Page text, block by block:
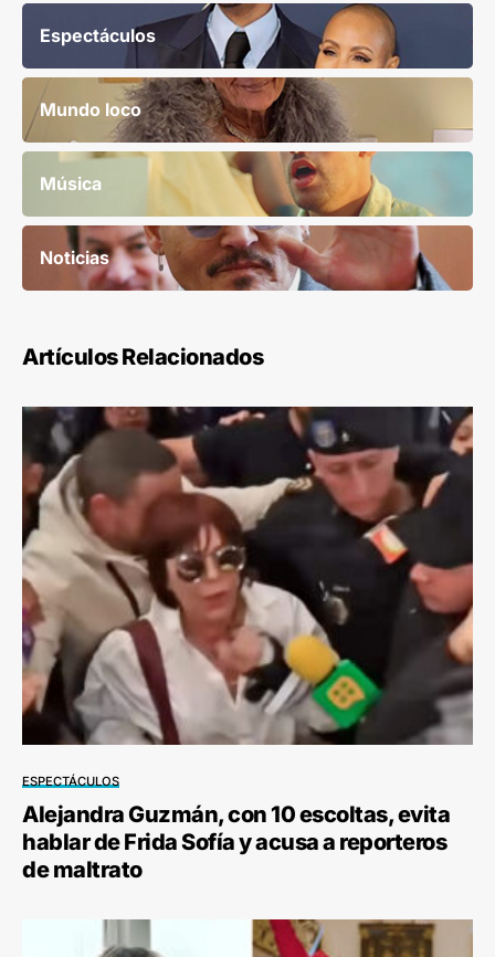
Espectáculos
Mundo loco
Música
Noticias
Artículos Relacionados
ESPECTÁCULOS
Alejandra Guzmán, con 10 escoltas, evita
hablar de Frida Sofía y acusa a reporteros
de maltrato